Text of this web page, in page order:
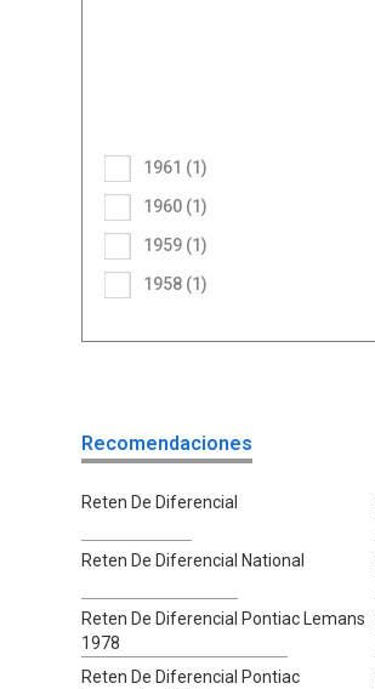
1958 (1)
1959 (1)
1960 (1)
1961 (1)
Recomendaciones
Reten De Diferencial
Reten De Diferencial National
Reten De Diferencial Pontiac Lemans
1978
Reten De Diferencial Pontiac